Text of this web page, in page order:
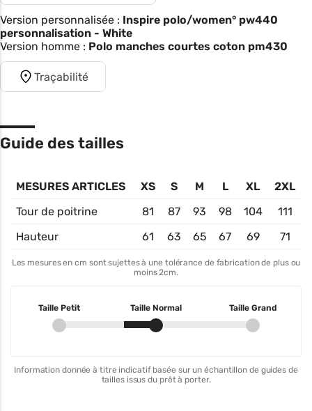
Version personnalisée : Inspire polo/women° pw440
personnalisation - White
Version homme : Polo manches courtes coton pm430
Traçabilité
Guide des tailles
MESURES ARTICLES XS S M L XL
2XL
Tour de poitrine
81 87 93 98 104
111
Hauteur
61 63 65 67 69 71
Les mesures en cm sont sujettes à une tolérance de fabrication de plus ou
moins 2cm.
Taille Petit Taille Normal Taille Grand
Information donnée à titre indicatif basée sur un échantillon de guides de
tailles issus du prêt à porter.